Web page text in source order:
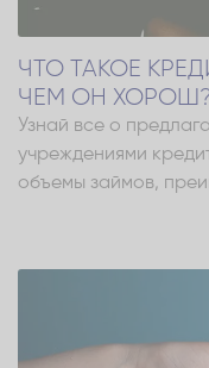
ЧТО ТАКОЕ
ЧЕМ ОН
Узнай все о
учреждениями
объемы займов,